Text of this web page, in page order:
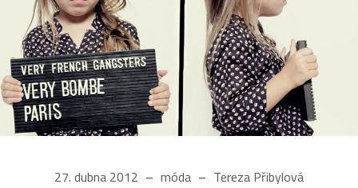
27. dubna 2012 móda Tereza Přibylová